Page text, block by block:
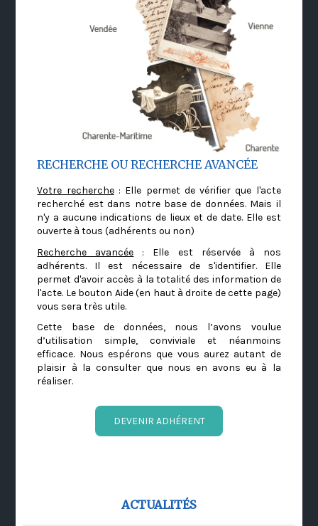
RECHERCHE OU RECHERCHE AVANCÉE
Votre recherche: Elle permet de vérifier que l'acte
recherché est dans notre base de données. Mais il
n'y a aucune indications de lieux et de date. Elle est
ouverte à tous (adhérents ou non)
Recherche avancée : Elle est réservée à nos
adhérents. Il est nécessaire de s'identifier. Elle
permet d'avoir accès à la totalité des information de
l'acte. Le bouton Aide (en haut à droite de cette page)
vous sera très utile.
Cette base de données, nous l’avons voulue
d’utilisation simple, conviviale et néanmoins
efficace. Nous espérons que vous aurez autant de
plaisir à la consulter que nous en avons eu à la
réaliser.
DEVENIR ADHÉRENT
ACTUALITÉS